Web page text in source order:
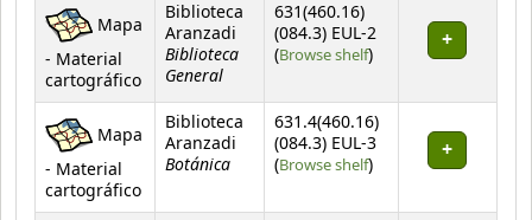
Mapa
- Material
cartográfico
Biblioteca
Aranzadi
Biblioteca
General
631(460.16)
(084.3) EUL-2
(Browse shelf(Opens below)
)
Mapa
- Material
cartográfico
Biblioteca
Aranzadi
Botánica
631.4(460.16)
(084.3) EUL-3
(Browse shelf(Opens below)
)